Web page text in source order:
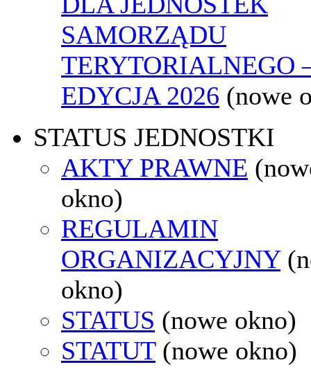
SAMORZĄDU
TERYTORIALNEGO
EDYCJA 2026 (nowe
STATUS JEDNOSTKI
AKTY PRAWNE
okno)
REGULAMIN
ORGANIZACYJNY
okno)
STATUS (nowe okno)
STATUT (nowe okno)